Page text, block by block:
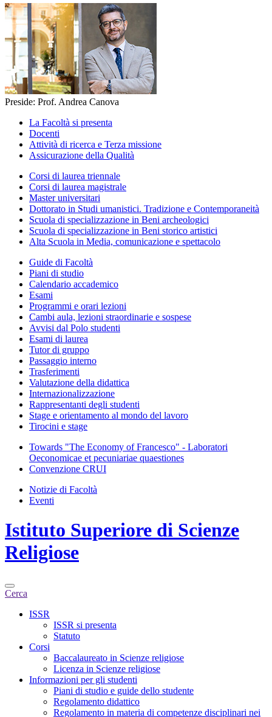
Preside: Prof. Andrea Canova
La Facoltà si presenta
Docenti
Attività di ricerca e Terza missione
Assicurazione della Qualità
Corsi di laurea triennale
Corsi di laurea magistrale
Master universitari
Dottorato in Studi umanistici. Tradizione e Contemporaneità
Scuola di specializzazione in Beni archeologici
Scuola di specializzazione in Beni storico artistici
Alta Scuola in Media, comunicazione e spettacolo
Guide di Facoltà
Piani di studio
Calendario accademico
Esami
Programmi e orari lezioni
Cambi aula, lezioni straordinarie e sospese
Avvisi dal Polo studenti
Esami di laurea
Tutor di gruppo
Passaggio interno
Trasferimenti
Valutazione della didattica
Internazionalizzazione
Rappresentanti degli studenti
Stage e orientamento al mondo del lavoro
Tirocini e stage
Towards "The Economy of Francesco" - Laboratori
Oeconomicae et pecuniariae quaestiones
Convenzione CRUI
Notizie di Facoltà
Eventi
Istituto Superiore di Scienze
Religiose
Cerca
ISSR
ISSR si presenta
Statuto
Corsi
Baccalaureato in Scienze religiose
Licenza in Scienze religiose
Informazioni per gli studenti
Piani di studio e guide dello studente
Regolamento didattico
Regolamento in materia di competenze disciplinari nei